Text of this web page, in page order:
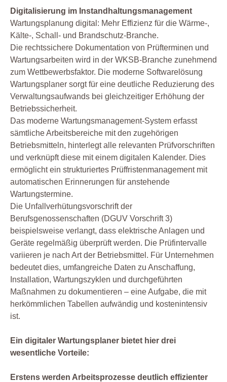
Digitalisierung im Instandhaltungsmanagement
Wartungsplanung digital: Mehr Effizienz für die Wärme-,
Kälte-, Schall- und Brandschutz-Branche.
Die rechtssichere Dokumentation von Prüfterminen und
Wartungsarbeiten wird in der WKSB-Branche zunehmend
zum Wettbewerbsfaktor. Die moderne Softwarelösung
Wartungsplaner sorgt für eine deutliche Reduzierung des
Verwaltungsaufwands bei gleichzeitiger Erhöhung der
Betriebssicherheit.
Das moderne Wartungsmanagement-System erfasst
sämtliche Arbeitsbereiche mit den zugehörigen
Betriebsmitteln, hinterlegt alle relevanten Prüfvorschriften
und verknüpft diese mit einem digitalen Kalender. Dies
ermöglicht ein strukturiertes Prüffristenmanagement mit
automatischen Erinnerungen für anstehende
Wartungstermine.
Die Unfallverhütungsvorschrift der
Berufsgenossenschaften (DGUV Vorschrift 3)
beispielsweise verlangt, dass elektrische Anlagen und
Geräte regelmäßig überprüft werden. Die Prüfintervalle
variieren je nach Art der Betriebsmittel. Für Unternehmen
bedeutet dies, umfangreiche Daten zu Anschaffung,
Installation, Wartungszyklen und durchgeführten
Maßnahmen zu dokumentieren – eine Aufgabe, die mit
herkömmlichen Tabellen aufwändig und kostenintensiv
ist.
Ein digitaler Wartungsplaner bietet hier drei
wesentliche Vorteile:
Erstens werden Arbeitsprozesse deutlich effizienter